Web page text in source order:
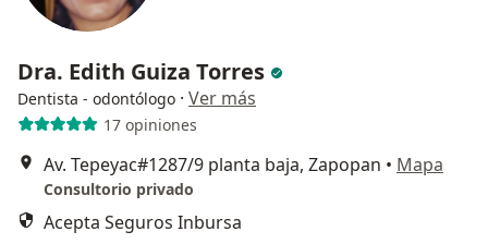
Dra. Edith Guiza Torres
Dentista - odontólogo · Ver más
17 opiniones
Av. Tepeyac#1287/9 planta baja, Zapopan • Mapa
Consultorio privado
Acepta Seguros Inbursa